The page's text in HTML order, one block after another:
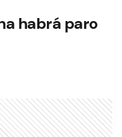
habrá paro